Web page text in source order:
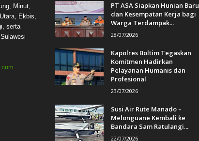
Minut,
Ekbis,
serta
PT ASA Siapkan Hunian Baru
dan Kesempatan Kerja bagi
Warga Terdampak...
28/07/2026
Kapolres Boltim Tegaskan
Komitmen Hadirkan
Pelayanan Humanis dan
Profesional
23/07/2026
Susi Air Rute Manado –
Melonguane Kembali ke
Bandara Sam Ratulangi...
22/07/2026